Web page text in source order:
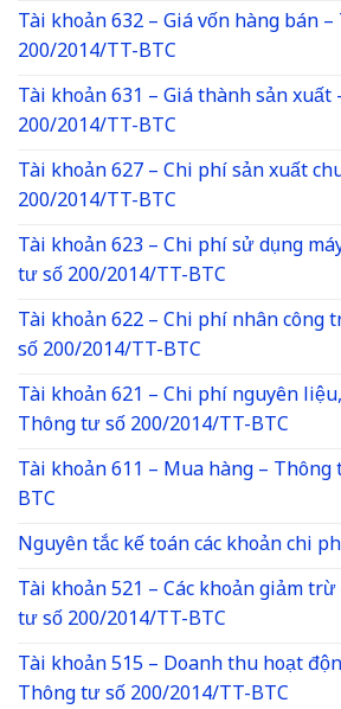
Tài khoản 632 – Giá vốn hàng bán
200/2014/TT-BTC
Tài khoản 631 – Giá thành sản
200/2014/TT-BTC
Tài khoản 627 – Chi phí sản xuất
200/2014/TT-BTC
Tài khoản 623 – Chi phí sử dụng
tư số 200/2014/TT-BTC
Tài khoản 622 – Chi phí nhân
số 200/2014/TT-BTC
Tài khoản 621 – Chi phí nguyên
Thông tư số 200/2014/TT-BTC
Tài khoản 611 – Mua hàng –
BTC
Nguyên tắc kế toán các khoản chi
Tài khoản 521 – Các khoản giảm
tư số 200/2014/TT-BTC
Tài khoản 515 – Doanh thu hoạt
Thông tư số 200/2014/TT-BTC